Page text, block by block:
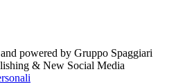
powered by Gruppo Spaggiari
& New Social Media